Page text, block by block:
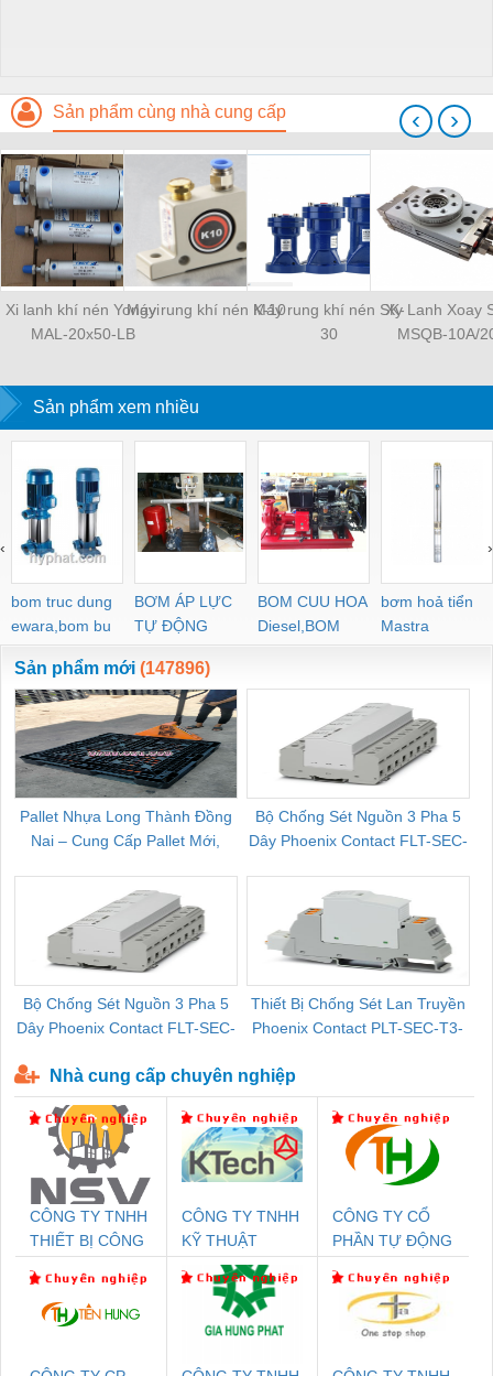
Sản phẩm cùng nhà cung cấp
Xi lanh khí nén Yongyi
MAL-20x50-LB
Máy rung khí nén K-10Máy rung khí nén SK-
30
Xy Lanh Xoay
MSQB-10A/
‹ ›
Sản phẩm xem nhiều
bom truc dung
ewara,bom bu
ewara
BƠM ÁP LỰC
TỰ ĐỘNG
BOM CUU HOA
Diesel,BOM
CHUA CHAY
bơm hoả tiển
Mastra
‹ ›
Sản phẩm mới (147896)
Pallet Nhựa Long Thành Đồng
Nai – Cung Cấp Pallet Mới,
Bộ Chống Sét Nguồn 3 Pha 5
Dây Phoenix Contact FLT-SEC-
Bộ Chống Sét Nguồn 3 Pha 5
Dây Phoenix Contact FLT-SEC-
Thiết Bị Chống Sét Lan Truyền
Phoenix Contact PLT-SEC-T3-
Nhà cung cấp chuyên nghiệp
CÔNG TY TNHH
THIẾT BỊ CÔNG
SETSUBI VIỆT
NAM
CÔNG TY TNHH
KỸ THUẬT
KTECH VIỆT
NAM
CÔNG TY CỔ
PHẦN TỰ ĐỘNG